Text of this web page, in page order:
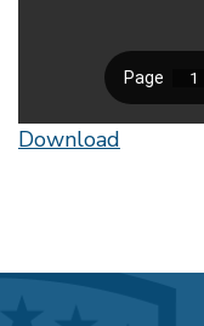
Download